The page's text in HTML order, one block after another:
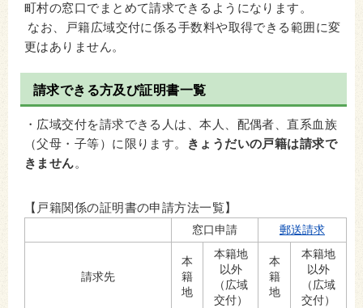
町村の窓口でまとめて請求できるようになります。
なお、戸籍広域交付に係る手数料や取得できる範囲に変
更はありません。
請求できる方及び証明書一覧
・広域交付を請求できる人は、本人、配偶者、直系血族
（父母・子等）に限ります。
きょうだいの戸籍は請求で
きません。
【戸籍関係の証明書の申請方法一覧】
窓口申請
郵送請求
請求先
本
籍
地
本籍地
以外
（広域
交付）
本
籍
地
本籍地
以外
（広域
交付）